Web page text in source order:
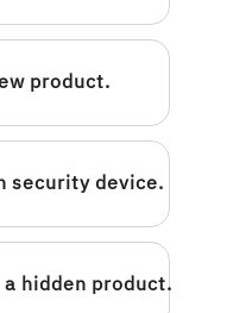
product.
security device.
hidden product.